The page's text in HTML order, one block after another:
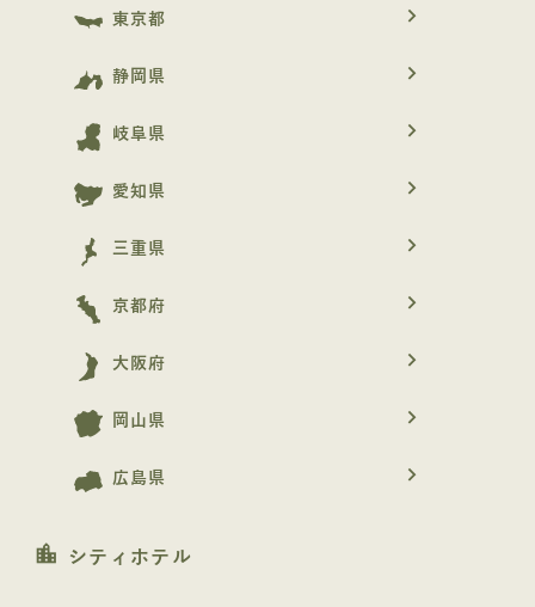
東京都 navigate_next
静岡県 navigate_next
岐阜県 navigate_next
愛知県 navigate_next
三重県 navigate_next
京都府 navigate_next
大阪府 navigate_next
岡山県 navigate_next
広島県 navigate_next
location_city シティホテル